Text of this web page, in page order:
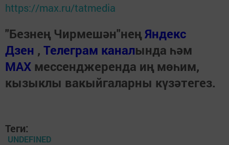
https://max.ru/tatmedia
"Безнең Чирмешән"неңЯндекс
Дзен , Телеграм каналында һәм
МАХ мессенджеренда иң мөһим,
кызыклы вакыйгаларны күзәтегез.
Теги:
UNDEFINED